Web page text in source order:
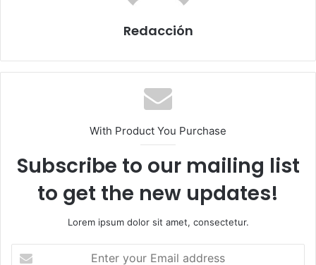
Redacción
With Product You Purchase
Subscribe to our mailing list
to get the new updates!
Lorem ipsum dolor sit amet, consectetur.